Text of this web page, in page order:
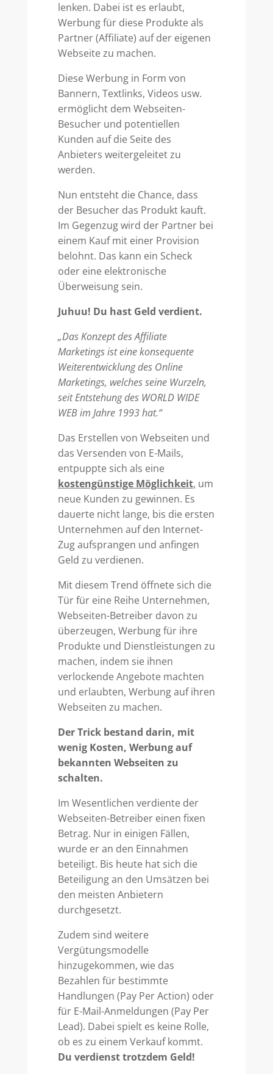
lenken. Dabei ist es erlaubt,
Werbung für diese Produkte als
Partner (Affiliate) auf der eigenen
Webseite zu machen.
Diese Werbung in Form von
Bannern, Textlinks, Videos usw.
ermöglicht dem Webseiten-
Besucher und potentiellen
Kunden auf die Seite des
Anbieters weitergeleitet zu
werden.
Nun entsteht die Chance, dass
der Besucher das Produkt kauft.
Im Gegenzug wird der Partner bei
einem Kauf mit einer Provision
belohnt. Das kann ein Scheck
oder eine elektronische
Überweisung sein.
Juhuu! Du hast Geld verdient.
„Das Konzept des Affiliate
Marketings ist eine konsequente
Weiterentwicklung des Online
Marketings, welches seine Wurzeln,
seit Entstehung des WORLD WIDE
WEB im Jahre 1993 hat.“
Das Erstellen von Webseiten und
das Versenden von E-Mails,
entpuppte sich als eine
kostengünstige Möglichkeit, um
neue Kunden zu gewinnen. Es
dauerte nicht lange, bis die ersten
Unternehmen auf den Internet-
Zug aufsprangen und anfingen
Geld zu verdienen.
Mit diesem Trend öffnete sich die
Tür für eine Reihe Unternehmen,
Webseiten-Betreiber davon zu
überzeugen, Werbung für ihre
Produkte und Dienstleistungen zu
machen, indem sie ihnen
verlockende Angebote machten
und erlaubten, Werbung auf ihren
Webseiten zu machen.
Der Trick bestand darin, mit
wenig Kosten, Werbung auf
bekannten Webseiten zu
schalten.
Im Wesentlichen verdiente der
Webseiten-Betreiber einen fixen
Betrag. Nur in einigen Fällen,
wurde er an den Einnahmen
beteiligt. Bis heute hat sich die
Beteiligung an den Umsätzen bei
den meisten Anbietern
durchgesetzt.
Zudem sind weitere
Vergütungsmodelle
hinzugekommen, wie das
Bezahlen für bestimmte
Handlungen (Pay Per Action) oder
für E-Mail-Anmeldungen (Pay Per
Lead). Dabei spielt es keine Rolle,
ob es zu einem Verkauf kommt.
Du verdienst trotzdem Geld!